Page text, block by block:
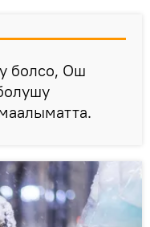
болсо, Ош